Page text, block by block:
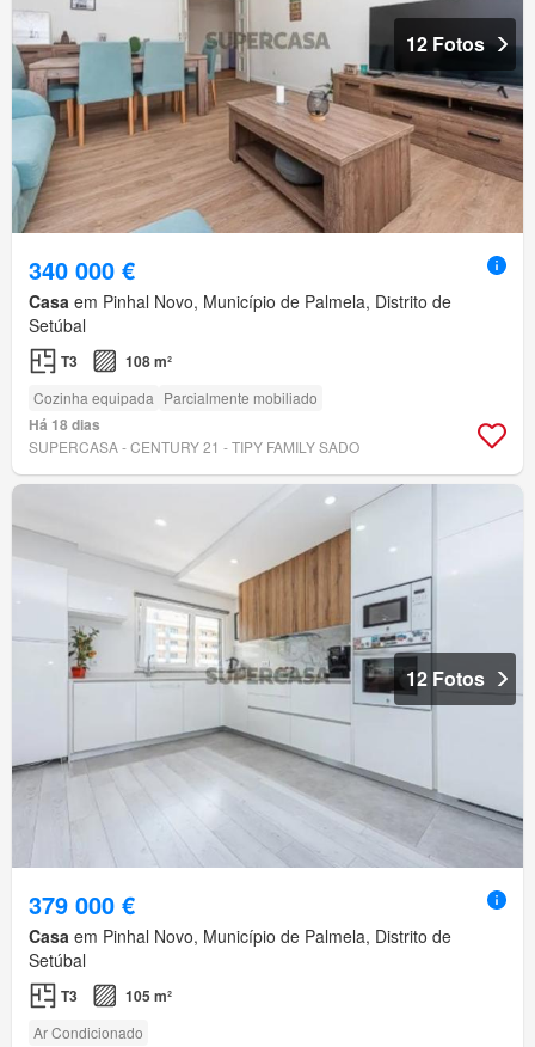
12 Fotos
340 000 €
Casa em Pinhal Novo, Município de Palmela, Distrito de
Setúbal
T3 108 m²
Cozinha equipada Parcialmente mobiliado
Há 18 dias
SUPERCASA - CENTURY 21 - TIPY FAMILY SADO
12 Fotos
379 000 €
Casa em Pinhal Novo, Município de Palmela, Distrito de
Setúbal
T3 105 m²
Ar Condicionado